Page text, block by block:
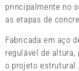
principalmente no
as etapas de
Fabricada em aço
regulável de
o projeto